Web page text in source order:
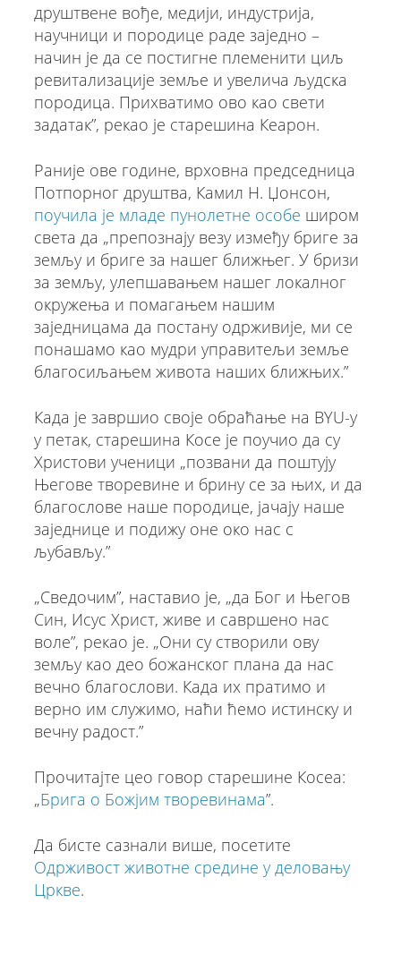
друштвене вође, медији, индустрија,
научници и породице раде заједно –
начин је да се постигне племенити циљ
ревитализације земље и увелича људска
породица. Прихватимо ово као свети
задатак”, рекао је старешина Кеарон.
Раније ове године, врховна председница
Потпорног друштва, Камил Н. Џонсон,
поучила је младе пунолетне особе широм
света да „препознају везу између бриге за
земљу и бриге за нашег ближњег. У бризи
за земљу, улепшавањем нашег локалног
окружења и помагањем нашим
заједницама да постану одрживије, ми се
понашамо као мудри управитељи земље
благосиљањем живота наших ближњих.”
Када је завршио своје обраћање на BYU-у
у петак, старешина Косе је поучио да су
Христови ученици „позвани да поштују
Његове творевине и брину се за њих, и да
благослове наше породице, јачају наше
заједнице и подижу оне око нас с
љубављу.”
„Сведочим”, наставио је, „да Бог и Његов
Син, Исус Христ, живе и савршено нас
воле”, рекао је. „Они су створили ову
земљу као део божанског плана да нас
вечно благослови. Када их пратимо и
верно им служимо, наћи ћемо истинску и
вечну радост.”
Прочитајте цео говор старешине Косеа:
„Брига о Божјим творевинама”.
Да бисте сазнали више, посетите
Одрживост животне средине у деловању
Цркве.